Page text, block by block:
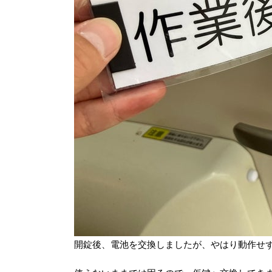
開錠後、電池を交換しましたが、やはり動作せ